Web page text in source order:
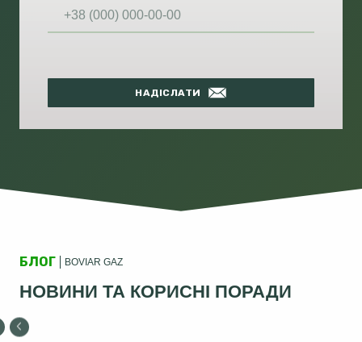
НАДІСЛАТИ
БЛОГ BOVIAR GAZ
НОВИНИ ТА КОРИСНІ ПОРАДИ